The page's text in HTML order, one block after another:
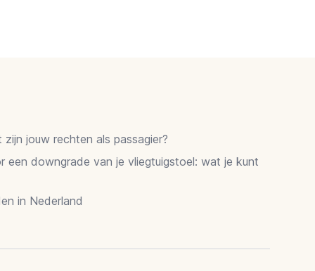
jouw rechten als passagier?
een downgrade van je vliegtuigstoel: wat je kunt
in Nederland